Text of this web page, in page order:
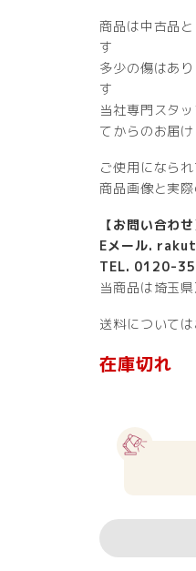
商品は中古品
す
多少の傷はあ
す
当社専門スタ
てからのお届
ご使用になら
商品画像と実
【お問い合わせ
Eメール.
TEL. 0120-
当商品は埼玉
送料について
在庫切れ